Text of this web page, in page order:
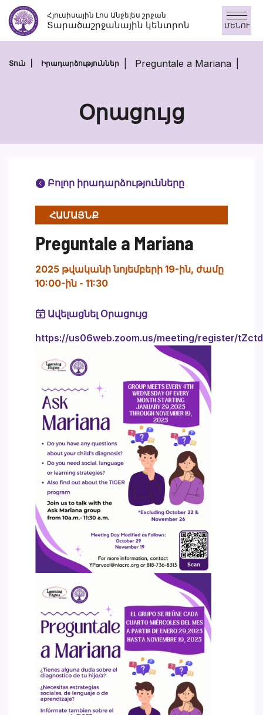
Անցնել
բովանդակությանըՀյուսիսային Լոս Անջելես շրջան
Տարածաշրջանային կենտրոն ՄԵՆՈՒ
Տուն Իրադարձություններ Preguntale a Mariana
Օրացույց
Բոլոր իրադարձությունները
ՀԱՄԱՅՆՔ
Preguntale a Mariana
2025 թվականի նոյեմբերի 19-ին, ժամը
10:00-ին - 11:30
Ավելացնել Օրացույց
https://us06web.zoom.us/meeting/register/